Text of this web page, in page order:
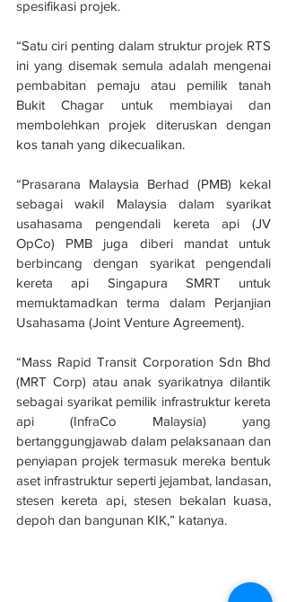
spesifikasi projek.
“Satu ciri penting dalam struktur projek RTS
ini yang disemak semula adalah mengenai
pembabitan pemaju atau pemilik tanah
Bukit Chagar untuk membiayai dan
membolehkan projek diteruskan dengan
kos tanah yang dikecualikan.
“Prasarana Malaysia Berhad (PMB) kekal
sebagai wakil Malaysia dalam syarikat
usahasama pengendali kereta api (JV
OpCo) PMB juga diberi mandat untuk
berbincang dengan syarikat pengendali
kereta api Singapura SMRT untuk
memuktamadkan terma dalam Perjanjian
Usahasama (Joint Venture Agreement).
“Mass Rapid Transit Corporation Sdn Bhd
(MRT Corp) atau anak syarikatnya dilantik
sebagai syarikat pemilik infrastruktur kereta
api (InfraCo Malaysia) yang
bertanggungjawab dalam pelaksanaan dan
penyiapan projek termasuk mereka bentuk
aset infrastruktur seperti jejambat, landasan,
stesen kereta api, stesen bekalan kuasa,
depoh dan bangunan KIK,” katanya.